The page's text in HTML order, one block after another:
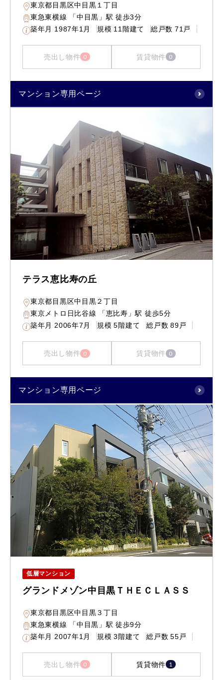
東京都目黒区中目黒１丁目
東急東横線 「中目黒」駅 徒歩3分
築年月 1987年1月 規模 11階建て 総戸数 71戸
売出し物件 0 賃貸物件 0
マンション専用ページ
テラス恵比寿の丘
東京都目黒区中目黒２丁目
東京メトロ日比谷線 「恵比寿」駅 徒歩5分
築年月 2006年7月 規模 5階建て 総戸数 89戸
売出し物件 0 賃貸物件 0
マンション専用ページ
低層マンション
グランドメゾン中目黒ＴＨＥＣＬＡＳＳ
東京都目黒区中目黒３丁目
東急東横線 「中目黒」駅 徒歩9分
築年月 2007年1月 規模 3階建て 総戸数 55戸
売出し物件 0 賃貸物件 1